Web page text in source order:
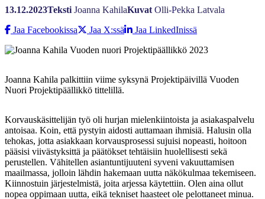
13.12.2023Teksti Joanna KahilaKuvat Olli-Pekka Latvala
Jaa Facebookissa
Jaa X:ssä Jaa LinkedInissä
Joanna Kahila palkittiin viime syksynä Projektipäivillä Vuoden
Nuori Projektipäällikkö tittelillä.
Korvauskäsittelijän työ oli hurjan mielenkiintoista ja asiakaspalvelu
antoisaa. Koin, että pystyin aidosti auttamaan ihmisiä. Halusin olla
tehokas, jotta asiakkaan korvausprosessi sujuisi nopeasti, hoitoon
pääsisi viivästyksittä ja päätökset tehtäisiin huolellisesti sekä
perustellen. Vähitellen asiantuntijuuteni syveni vakuuttamisen
maailmassa, jolloin lähdin hakemaan uutta näkökulmaa tekemiseen.
Kiinnostuin järjestelmistä, joita arjessa käytettiin. Olen aina ollut
nopea oppimaan uutta, eikä tekniset haasteet ole pelottaneet minua.